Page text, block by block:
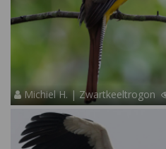
Michiel H. | Zwartkeeltrogon